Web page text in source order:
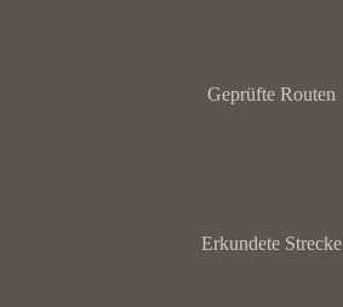
Geprüfte Routen
Erkundete Strecke